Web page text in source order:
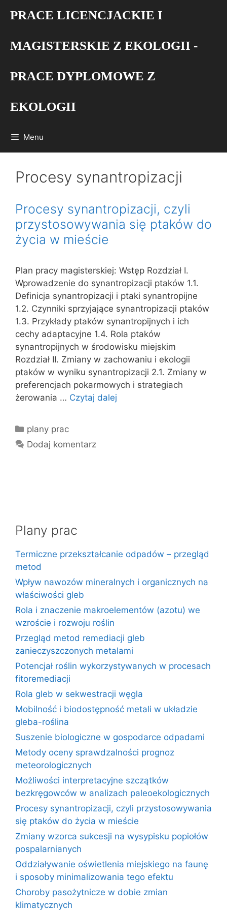
PRACE LICENCJACKIE I
MAGISTERSKIE Z EKOLOGII -
PRACE DYPLOMOWE Z
EKOLOGII
Menu
Procesy synantropizacji
Procesy synantropizacji, czyli
przystosowywania się ptaków do
życia w mieście
Plan pracy magisterskiej: Wstęp Rozdział I.
Wprowadzenie do synantropizacji ptaków 1.1.
Definicja synantropizacji i ptaki synantropijne
1.2. Czynniki sprzyjające synantropizacji ptaków
1.3. Przykłady ptaków synantropijnych i ich
cechy adaptacyjne 1.4. Rola ptaków
synantropijnych w środowisku miejskim
Rozdział II. Zmiany w zachowaniu i ekologii
ptaków w wyniku synantropizacji 2.1. Zmiany w
preferencjach pokarmowych i strategiach
żerowania … Czytaj dalej
Kategorie
plany prac
Dodaj komentarz
Plany prac
Termiczne przekształcanie odpadów – przegląd
metod
Wpływ nawozów mineralnych i organicznych na
właściwości gleb
Rola i znaczenie makroelementów (azotu) we
wzroście i rozwoju roślin
Przegląd metod remediacji gleb
zanieczyszczonych metalami
Potencjał roślin wykorzystywanych w procesach
fitoremediacji
Rola gleb w sekwestracji węgla
Mobilność i biodostępność metali w układzie
gleba-roślina
Suszenie biologiczne w gospodarce odpadami
Metody oceny sprawdzalności prognoz
meteorologicznych
Możliwości interpretacyjne szczątków
bezkręgowców w analizach paleoekologicznych
Procesy synantropizacji, czyli przystosowywania
się ptaków do życia w mieście
Zmiany wzorca sukcesji na wysypisku popiołów
pospalarnianych
Oddziaływanie oświetlenia miejskiego na faunę
i sposoby minimalizowania tego efektu
Choroby pasożytnicze w dobie zmian
klimatycznych